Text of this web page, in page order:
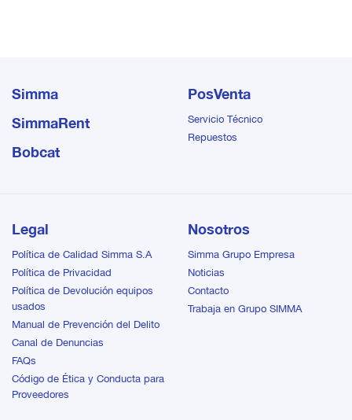
alto rendimiento, estos
un rendimiento
mantenimiento mínimo.
ofreciendo el nivel más alto
de durabilidad,
productividad y facilidad de
Simma
SimmaRent
Bobcat
PosVenta
Servicio Técnico
Repuestos
Legal
Política de Calidad Simma S.A
Política de Privacidad
Política de Devolución equipos
usados
Manual de Prevención del Delito
Canal de Denuncias
FAQs
Código de Ética y Conducta para
Proveedores
Nosotros
Simma Grupo Empresa
Noticias
Contacto
Trabaja en Grupo SIMMA